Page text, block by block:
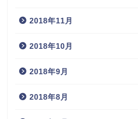
2018年11月
2018年10月
2018年9月
2018年8月